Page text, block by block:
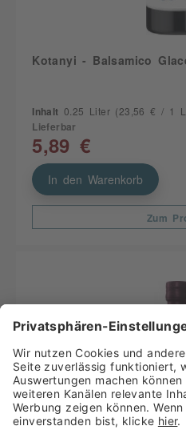
Kotanyi - Balsamico
Inhalt 0.25 Liter (23,56 € / 1
Lieferbar
5,89 €
In den Warenkorb
Zum